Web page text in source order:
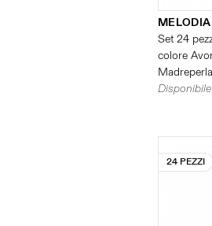
Set 24
colore
Madreperla
24 PEZZI